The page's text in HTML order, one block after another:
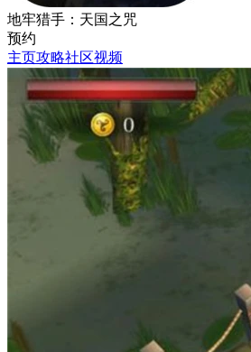
地牢猎手：天国之咒
预约
主页攻略社区视频